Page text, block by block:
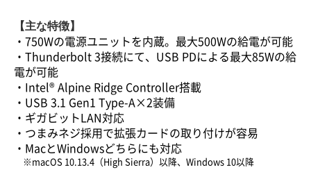
【主な特徴】
・750Wの電源ユニットを内蔵。最大500Wの給電が可能
・Thunderbolt 3接続にて、USB PDによる最大85Wの給
電が可能
・Intel® Alpine Ridge Controller搭載
・USB 3.1 Gen1 Type-A×2装備
・ギガビットLAN対応
・つまみネジ採用で拡張カードの取り付けが容易
・MacとWindowsどちらにも対応
※macOS 10.13.4（High Sierra）以降、Windows 10以降